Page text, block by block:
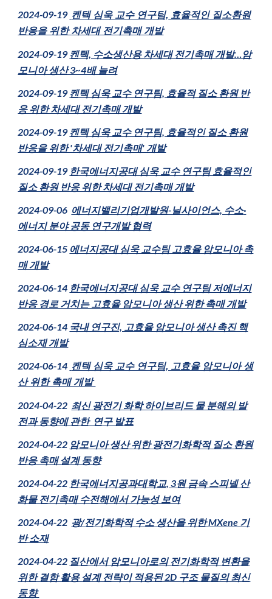
2024-09-19 켄텍 심욱 교수 연구팀, 효율적인 질소환원
반응을 위한 차세대 전기촉매 개발
2024-09-19 켄텍, 수소생산용 차세대 전기촉매 개발…암
모니아 생산 3~4배 늘려
2024-09-19 켄텍 심욱 교수 연구팀, 효율적 질소 환원 반
응 위한 차세대 전기촉매 개발
2024-09-19 켄텍 심욱 교수 연구팀, 효율적인 질소 환원
반응을 위한 '차세대 전기촉매' 개발
2024-09-19 한국에너지공대 심욱 교수 연구팀 효율적인
질소 환원 반응 위한 차세대 전기촉매 개발
2024-09-06 에너지밸리기업개발원-닐사이언스, 수소·
에너지 분야 공동 연구개발 협력
2024-06-15 에너지공대 심욱 교수팀 고효율 암모니아 촉
매 개발
2024-06-14 한국에너지공대 심욱 교수 연구팀 저에너지
반응 경로 거치는 고효율 암모니아 생산 위한 촉매 개발
2024-06-14 국내 연구진, 고효율 암모니아 생산 촉진 핵
심소재 개발
2024-06-14 켄텍 심욱 교수 연구팀, 고효율 암모니아 생
산 위한 촉매 개발
2024-04-22 최신 광전기 화학 하이브리드 물 분해의 발
전과 동향에 관한 연구 발표
2024-04-22 암모니아 생산 위한 광전기화학적 질소 환원
반응 촉매 설계 동향
2024-04-22 한국에너지공과대학교, 3원 금속 스피넬 산
화물 전기촉매 수전해에서 가능성 보여
2024-04-22 광/전기화학적 수소 생산을 위한 MXene 기
반 소재
2024-04-22 질산에서 암모니아로의 전기화학적 변환을
위한 결함 활용 설계 전략이 적용된 2D 구조 물질의 최신
동향